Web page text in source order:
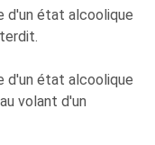
d'un état alcoolique
d'un état alcoolique
volant d'un